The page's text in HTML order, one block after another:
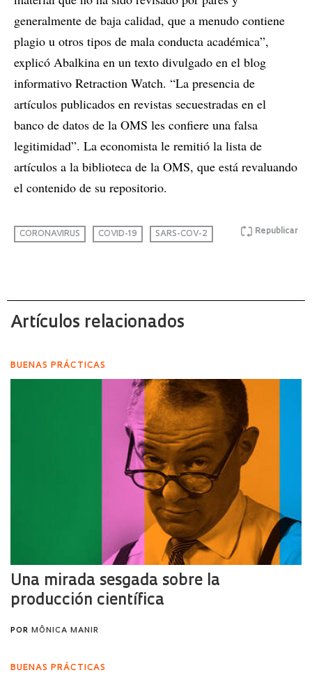
generalmente de baja calidad, que a menudo contiene
plagio u otros tipos de mala conducta académica”,
explicó Abalkina en un texto divulgado en el blog
informativo Retraction Watch. “La presencia de
artículos publicados en revistas secuestradas en el
banco de datos de la OMS les confiere una falsa
legitimidad”. La economista le remitió la lista de
artículos a la biblioteca de la OMS, que está revaluando
el contenido de su repositorio.
Republicar
CORONAVIRUS COVID-19 SARS-COV-2